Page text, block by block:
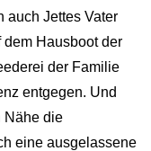
auch Jettes Vater
Hausboot der
der Familie
entgegen. Und
Nähe die
eine ausgelassene